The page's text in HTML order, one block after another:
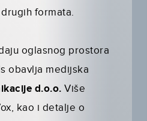
formata.
oglasnog prostora
obavlja medijska
d.o.o.Više
kao i detalje o